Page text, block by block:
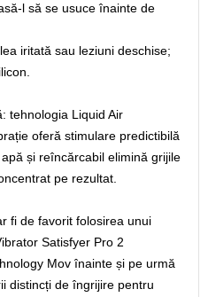
l să se usuce înainte de
iritată sau leziuni deschise;
tehnologia Liquid Air
oferă stimulare predictibilă
și reîncărcabil elimină grijile
pe rezultat.
fi de favorit folosirea unui
Satisfyer Pro 2
Mov înainte și pe urmă
distincți de îngrijire pentru